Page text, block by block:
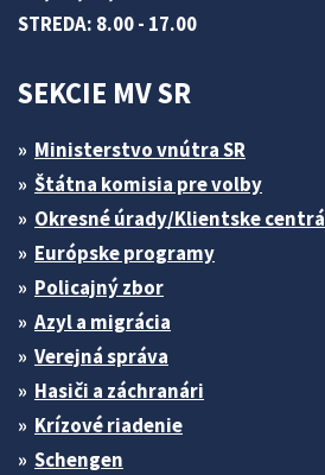
STREDA: 8.00 - 17.00
SEKCIE MV SR
Ministerstvo vnútra SR
Štátna komisia pre volby
Okresné úrady/Klientske centrá
Európske programy
Policajný zbor
Azyl a migrácia
Verejná správa
Hasiči a záchranári
Krízové riadenie
Schengen